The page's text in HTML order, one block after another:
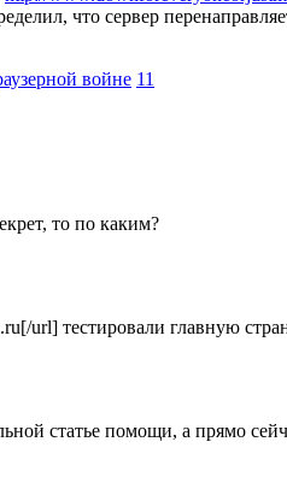
что сервер
войне 11
то по каким?
url] тестировали главную
статье помощи, а прямо